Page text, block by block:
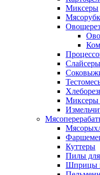
Миксеры
Слайсеры
Миксеры
Куттеры
Пилы для
Шприцы